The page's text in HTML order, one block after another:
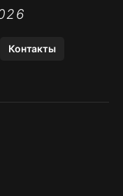
Контакты